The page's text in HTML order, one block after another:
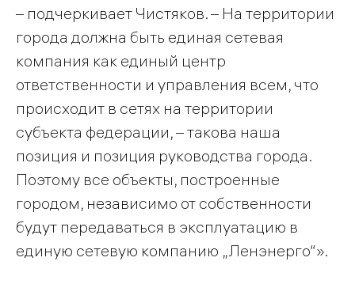
– подчеркивает Чистяков. – На территории
города должна быть единая сетевая
компания как единый центр
ответственности и управления всем, что
происходит в сетях на территории
субъекта федерации, – такова наша
позиция и позиция руководства города.
Поэтому все объекты, построенные
городом, независимо от собственности
будут передаваться в эксплуатацию в
единую сетевую компанию „Ленэнерго“».